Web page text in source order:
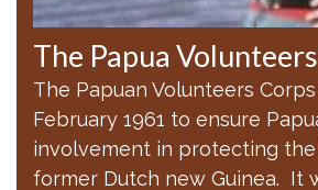
The Papua
The Papuan Volunteers
February 1961 to ensure
involvement in protecting
former Dutch new Guinea. It